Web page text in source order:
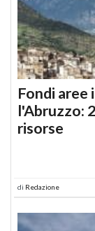
Fondi aree
l'Abruzzo:
risorse
di Redazione